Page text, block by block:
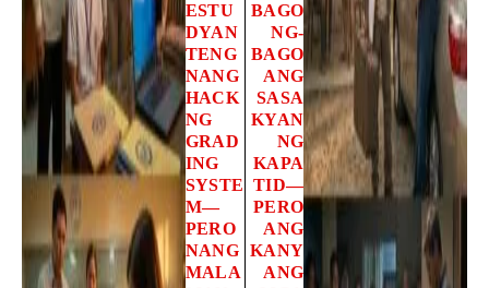
ESTU
DYAN
TENG
NANG
HACK
NG
GRAD
ING
SYSTE
M—
PERO
NANG
MALA
BAGO
NG-
BAGO
ANG
SASA
KYAN
NG
KAPA
TID—
PERO
ANG
KANY
ANG